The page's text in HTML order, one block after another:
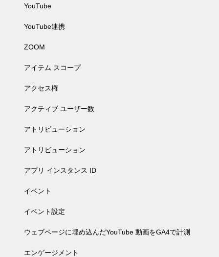
YouTube
YouTube連携
ZOOM
アイテム スコープ
アクセス権
アクティブ ユーザー数
アトリビューション
アトリビューション
アプリ インスタンス ID
イベント
イベント設定
ウェブページに埋め込んだYouTube 動画をGA4で計測
エンゲージメント